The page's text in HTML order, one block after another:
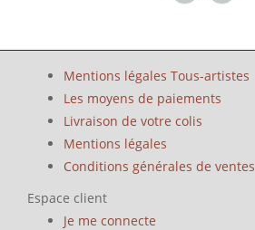
Mentions légales Tous-artistes
Les moyens de paiements
Livraison de votre colis
Mentions légales
Conditions générales de ventes
Espace client
Je me connecte